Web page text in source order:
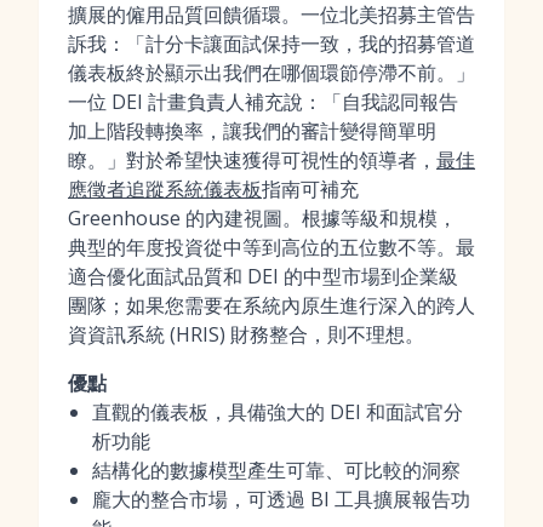
擴展的僱用品質回饋循環。一位北美招募主管告
訴我：「計分卡讓面試保持一致，我的招募管道
儀表板終於顯示出我們在哪個環節停滯不前。」
一位 DEI 計畫負責人補充說：「自我認同報告
加上階段轉換率，讓我們的審計變得簡單明
瞭。」對於希望快速獲得可視性的領導者， 最佳
應徵者追蹤系統儀表板指南可補充
Greenhouse 的內建視圖。根據等級和規模，
典型的年度投資從中等到高位的五位數不等。最
適合優化面試品質和 DEI 的中型市場到企業級
團隊；如果您需要在系統內原生進行深入的跨人
資資訊系統 (HRIS) 財務整合，則不理想。
優點
直觀的儀表板，具備強大的 DEI 和面試官分
析功能
結構化的數據模型產生可靠、可比較的洞察
龐大的整合市場，可透過 BI 工具擴展報告功